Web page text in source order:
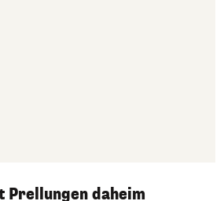
Prellungen daheim